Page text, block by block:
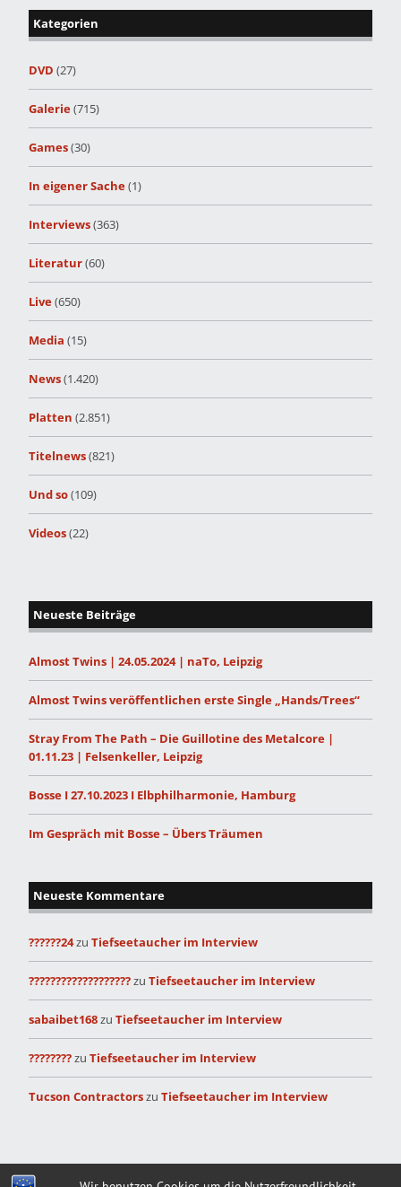
Kategorien
DVD (27)
Galerie(715)
Games(30)
In eigener Sache(1)
Interviews(363)
Literatur(60)
Live(650)
Media (15)
News(1.420)
Platten (2.851)
Titelnews(821)
Und so(109)
Videos(22)
Neueste Beiträge
Almost Twins | 24.05.2024 | naTo, Leipzig
Almost Twins veröffentlichen erste Single „Hands/Trees“
Stray From The Path – Die Guillotine des Metalcore |
01.11.23 | Felsenkeller, Leipzig
Bosse I 27.10.2023 I Elbphilharmonie, Hamburg
Im Gespräch mit Bosse – Übers Träumen
Neueste Kommentare
??????24zu Tiefseetaucher im Interview
???????????????????zu Tiefseetaucher im Interview
sabaibet168zu Tiefseetaucher im Interview
????????zu Tiefseetaucher im Interview
Tucson Contractorszu Tiefseetaucher im Interview